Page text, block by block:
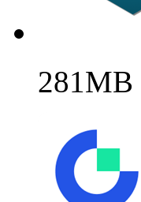
281MB